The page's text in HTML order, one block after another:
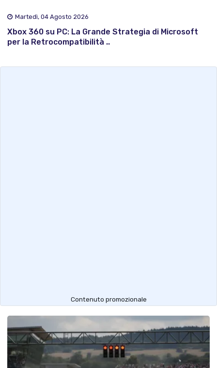
Martedì, 04 Agosto 2026
Xbox 360 su PC: La Grande Strategia di Microsoft
per la Retrocompatibilità ..
Contenuto promozionale